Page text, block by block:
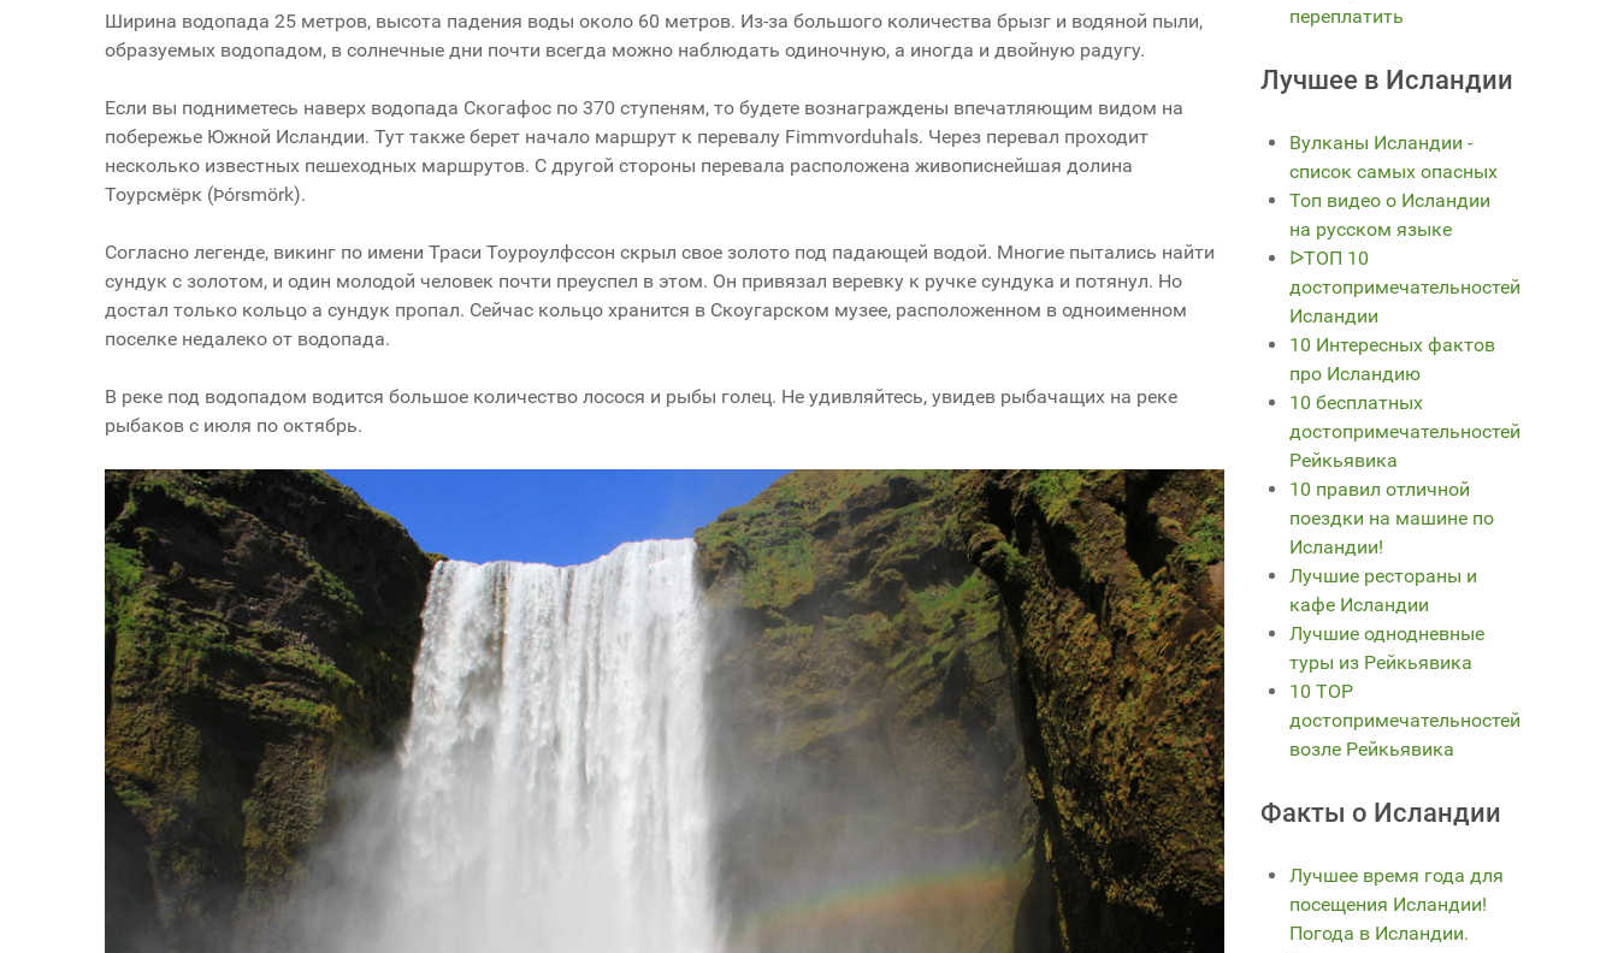
Ширина водопада 25 метров, высота падения воды около 60 метров. Из-за большого количества брызг и водяной пыли,
образуемых водопадом, в солнечные дни почти всегда можно наблюдать одиночную, а иногда и двойную радугу.
Если вы подниметесь наверх водопада Скогафос по 370 ступеням, то будете вознаграждены впечатляющим видом на
побережье Южной Исландии. Тут также берет начало маршрут к перевалу Fimmvorduhals. Через перевал проходит
несколько известных пешеходных маршрутов. С другой стороны перевала расположена живописнейшая долина
Тоурсмёрк (Þórsmörk).
Согласно легенде, викинг по имени Траси Тоуроулфссон скрыл свое золото под падающей водой. Многие пытались найти
сундук с золотом, и один молодой человек почти преуспел в этом. Он привязал веревку к ручке сундука и потянул. Но
достал только кольцо а сундук пропал. Сейчас кольцо хранится в Скоугарском музее, расположенном в одноименном
поселке недалеко от водопада.
В реке под водопадом водится большое количество лосося и рыбы голец. Не удивляйтесь, увидев рыбачащих на реке
рыбаков с июля по октябрь.
переплатить
Лучшее в Исландии
Вулканы Исландии -
список самых опасных
Топ видео о Исландии
на русском языке
ᐅТОП 10
достопримечательностей
Исландии
10 Интересных фактов
про Исландию
10 бесплатных
достопримечательностей
Рейкьявика
10 правил отличной
поездки на машине по
Исландии!
Лучшие рестораны и
кафе Исландии
Лучшие однодневные
туры из Рейкьявика
10 TOP
достопримечательностей
возле Рейкьявика
Факты о Исландии
Лучшее время года для
посещения Исландии!
Погода в Исландии.